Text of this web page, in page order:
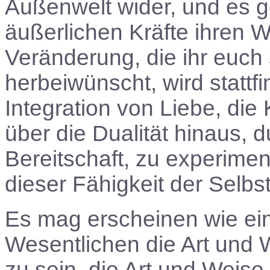
Außenwelt wider, und es
äußerlichen Kräfte ihren
Veränderung, die ihr
herbeiwünscht, wird
Integration von Liebe, die
über die Dualität hinaus,
Bereitschaft, zu
dieser Fähigkeit der
Es mag erscheinen wie
Wesentlichen die Art und